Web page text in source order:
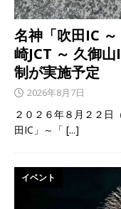
名神「吹田IC
崎JCT ～ 久御
制が実施予定
2026年8月7日
２０２６年８月２２日
田IC」～「 [...]
イベント